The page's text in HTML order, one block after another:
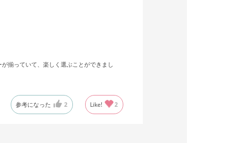
揃っていて、楽しく選ぶことができまし
参考になった 2 Like! 2